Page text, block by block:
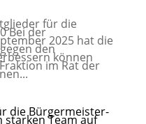
für die
Bei der
2025 hat die
den
können
im Rat der